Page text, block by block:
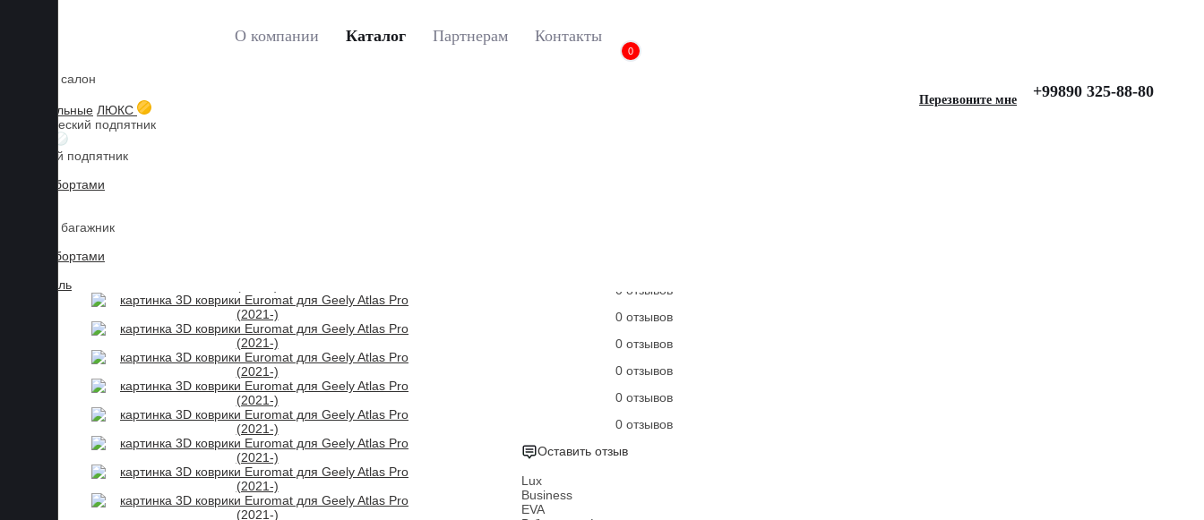
О компании Каталог Партнерам Контакты
0
+99890 325-88-80
Перезвоните мне
Коврики в салон
3D текстильные ЛЮКС
Металлический подпятник
Резиновый подпятник
3D Eva с бортами
Коврики в багажник
3D Eva с бортами
3D Текстиль
Главная
0 отзывов
0 отзывов
0 отзывов
0 отзывов
0 отзывов
0 отзывов
Оставить отзыв
Lux
Business
EVA